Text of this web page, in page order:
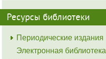
Ресурсы библиотеки
Периодические издания
Электронная библиотека